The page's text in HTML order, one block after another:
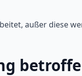
außer diese